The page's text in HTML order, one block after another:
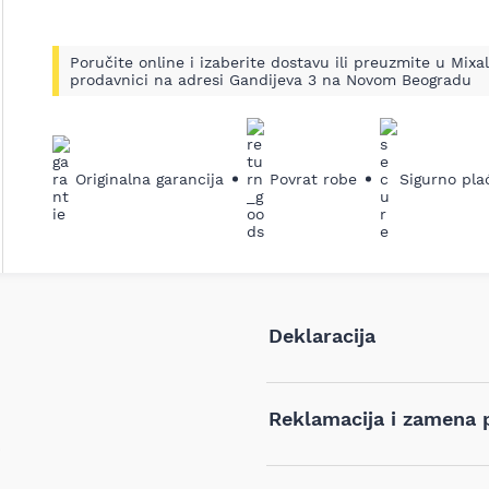
Poručite online i izaberite dostavu ili preuzmite u Mixal
prodavnici na adresi Gandijeva 3 na Novom Beogradu
Originalna garancija Povrat robe Sigurno
Deklaracija
Reklamacija i zamena